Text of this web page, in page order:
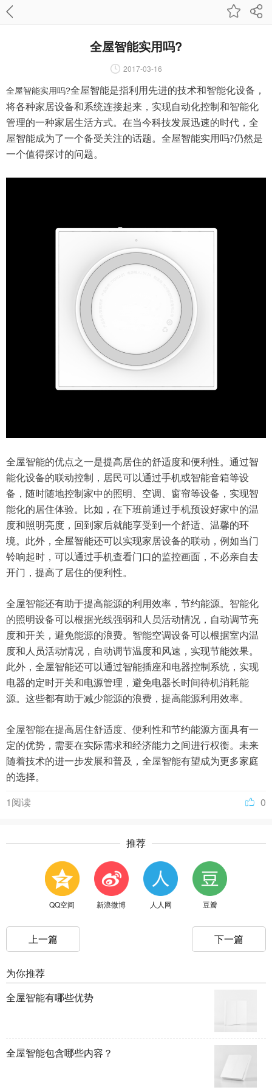
全屋智能实用吗?
2017-03-16
全屋智能实用吗?全屋智能是指利用先进的技术和智能化设备，
将各种家居设备和系统连接起来，实现自动化控制和智能化
管理的一种家居生活方式。在当今科技发展迅速的时代，全
屋智能成为了一个备受关注的话题。全屋智能实用吗?仍然是
一个值得探讨的问题。
全屋智能的优点之一是提高居住的舒适度和便利性。通过智
能化设备的联动控制，居民可以通过手机或智能音箱等设
备，随时随地控制家中的照明、空调、窗帘等设备，实现智
能化的居住体验。比如，在下班前通过手机预设好家中的温
度和照明亮度，回到家后就能享受到一个舒适、温馨的环
境。此外，全屋智能还可以实现家居设备的联动，例如当门
铃响起时，可以通过手机查看门口的监控画面，不必亲自去
开门，提高了居住的便利性。
全屋智能还有助于提高能源的利用效率，节约能源。智能化
的照明设备可以根据光线强弱和人员活动情况，自动调节亮
度和开关，避免能源的浪费。智能空调设备可以根据室内温
度和人员活动情况，自动调节温度和风速，实现节能效果。
此外，全屋智能还可以通过智能插座和电器控制系统，实现
电器的定时开关和电源管理，避免电器长时间待机消耗能
源。这些都有助于减少能源的浪费，提高能源利用效率。
全屋智能在提高居住舒适度、便利性和节约能源方面具有一
定的优势，需要在实际需求和经济能力之间进行权衡。未来
随着技术的进一步发展和普及，全屋智能有望成为更多家庭
的选择。
0
1阅读
推荐
QQ空间 新浪微博 人人网 豆瓣
上一篇 下一篇
为你推荐
全屋智能有哪些优势
全屋智能包含哪些内容？